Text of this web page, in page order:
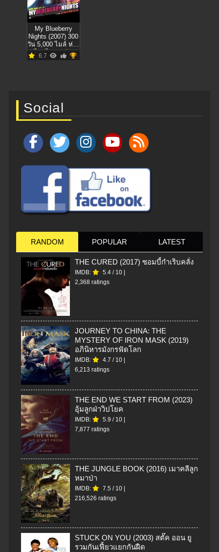
My Blueberry
Nights (2007) 300
วัน 5,000 ไมล์ ห่าง
ไกลไม่ห่างกัน
6.7
Social
RANDOM POPULAR LATEST
THE CURED (2017) ซอมบี้กำเริบคลั่ง
IMDB: 5.4 / 10
2,368 ratings
JOURNEY TO CHINA: THE
MYSTERY OF IRON MASK (2019)
อภินิหารมังกรฟัดโลก
IMDB: 4.7 / 10
6,213 ratings
THE END WE START FROM (2023)
อุ้มลูกฝ่าวิปโยค
IMDB: 5.9 / 10
7,877 ratings
THE JUNGLE BOOK (2016) เมาคลีลูก
หมาป่า
IMDB: 7.5 / 10
216,526 ratings
STUCK ON YOU (2003) สตั๊ค ออน ยู
รวมกันเฟี้ยวแยกกันฝืด